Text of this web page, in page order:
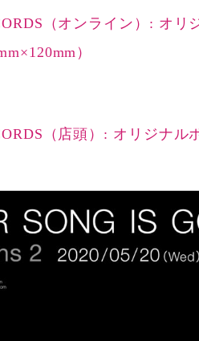
（オンライン）: オリ
）
（店頭）: オリジナル